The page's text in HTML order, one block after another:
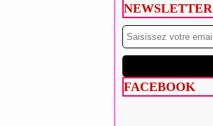
NEWSLETTER
FACEBOOK